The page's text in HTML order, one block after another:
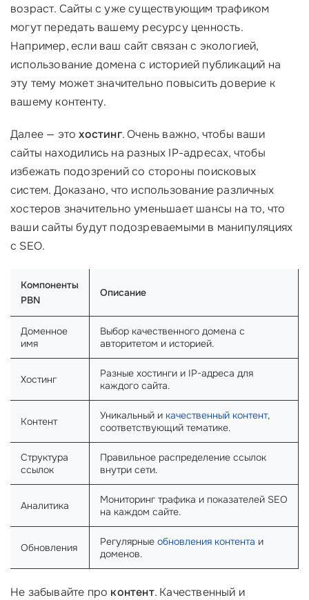
возраст. Сайты с уже существующим трафиком
могут передать вашему ресурсу ценность.
Например, если ваш сайт связан с экологией,
использование домена с историей публикаций на
эту тему может значительно повысить доверие к
вашему контенту.
Далее — этохостинг. Очень важно, чтобы ваши
сайты находились на разных IP-адресах, чтобы
избежать подозрений со стороны поисковых
систем. Доказано, что использование различных
хостеров значительно уменьшает шансы на то, что
ваши сайты будут подозреваемыми в манипуляциях
с SEO.
Компоненты
PBN
Описание
Доменное
имя
Выбор качественного домена с
авторитетом и историей.
Хостинг
Разные хостинги и IP-адреса для
каждого сайта.
Контент Уникальный и качественный контент,
соответствующий тематике.
Структура
ссылок
Правильное распределение ссылок
внутри сети.
Аналитика
Мониторинг трафика и показателей SEO
на каждом сайте.
Обновления Регулярные обновления контента и
доменов.
Не забывайте про контент. Качественный и